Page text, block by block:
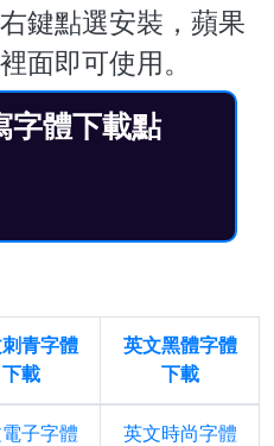
鍵點選安裝，蘋果
面即可使用。
字體下載點
青字體
下載
英文黑體字體
下載
子字體
英文時尚字體